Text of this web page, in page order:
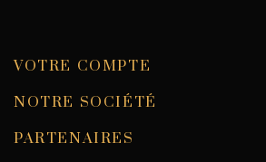
VOTRE COMPTE
NOTRE SOCIÉTÉ
PARTENAIRES